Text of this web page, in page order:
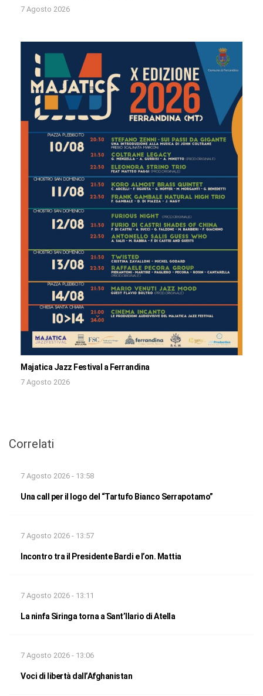
7 Agosto 2026
Majatica Jazz Festival a Ferrandina
7 Agosto 2026
Correlati
7 Agosto 2026 - 13:58
Una call per il logo del “Tartufo Bianco Serrapotamo”
7 Agosto 2026 - 13:57
Incontro tra il Presidente Bardi e l’on. Mattia
7 Agosto 2026 - 13:11
La ninfa Siringa torna a Sant’Ilario di Atella
7 Agosto 2026 - 13:06
Voci di libertà dall’Afghanistan